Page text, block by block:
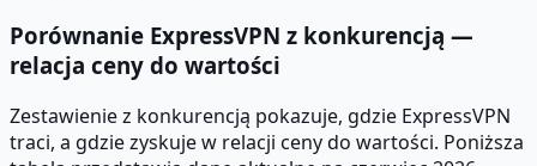
Porównanie ExpressVPN z konkurencją —
relacja ceny do wartości
Zestawienie z konkurencją pokazuje, gdzie ExpressVPN
traci, a gdzie zyskuje w relacji ceny do wartości. Poniższa